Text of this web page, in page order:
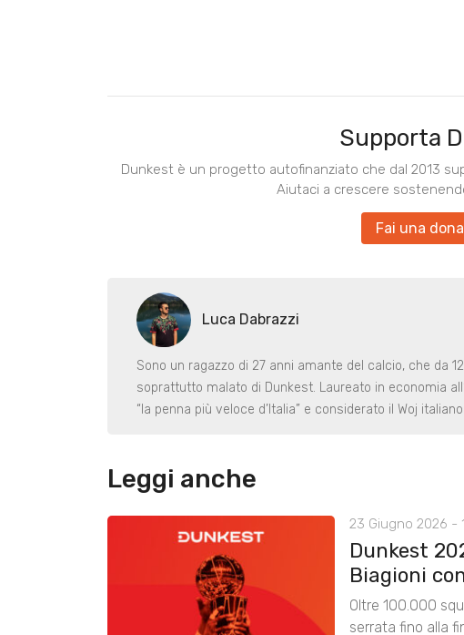
Supporta
Dunkest è un progetto autofinanziato che dal 2013
Aiutaci a crescere
Fai una
Luca Dabrazzi
Sono un ragazzo di 27 anni amante del calcio, che da
soprattutto malato di Dunkest. Laureato in economia
“la penna più veloce d’Italia” e considerato il Woj italiano
Leggi anche
23 Giugno 2026 -
Dunkest
Biagioni
Oltre 100.000
serrata fino alla